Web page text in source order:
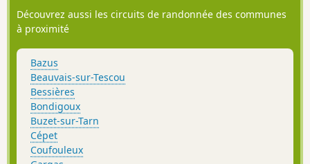
Découvrez aussi les circuits de randonnée des communes
à proximité
Bazus
Beauvais-sur-Tescou
Bessières
Bondigoux
Buzet-sur-Tarn
Cépet
Coufouleux